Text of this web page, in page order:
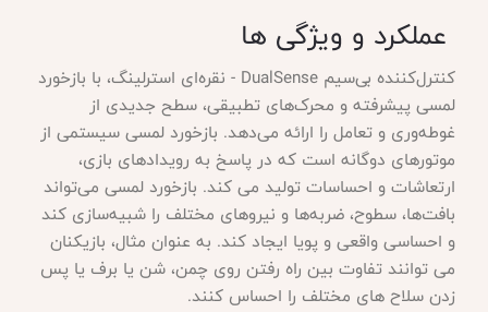
عملکرد و ویژگی ها
کنترل‌کننده بی‌سیم
DualSense - نقره‌ای استرلینگ، با بازخورد
لمسی پیشرفته و محرک‌های تطبیقی، سطح جدیدی از
غوطه‌وری و تعامل را ارائه می‌دهد. بازخورد لمسی سیستمی از
موتورهای دوگانه است که در پاسخ به رویدادهای بازی،
ارتعاشات و احساسات تولید می کند. بازخورد لمسی می‌تواند
بافت‌ها، سطوح، ضربه‌ها و نیرو‌های مختلف را شبیه‌سازی کند
و احساسی واقعی و پویا ایجاد کند. به عنوان مثال، بازیکنان
می توانند تفاوت بین راه رفتن روی چمن، شن یا برف یا پس
زدن سلاح های مختلف را احساس کنند.